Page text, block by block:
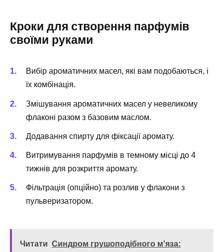
Кроки для створення парфумів
своїми руками
Вибір ароматичних масел, які вам подобаються, і
їх комбінація.
Змішування ароматичних масел у невеликому
флаконі разом з базовим маслом.
Додавання спирту для фіксації аромату.
Витримування парфумів в темному місці до 4
тижнів для розкриття аромату.
Фільтрація (опційно) та розлив у флакони з
пульверизатором.
Читати Синдром грушоподібного м'яза: